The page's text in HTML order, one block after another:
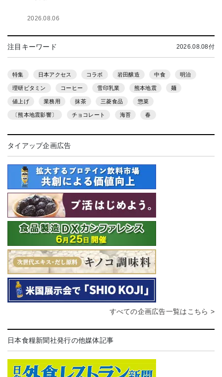
2026.08.06
注目キーワード 2026.08.08付
特集 日本アクセス コラボ 岩田醸造 中食 明治
理研ビタミン コーヒー 雪印乳業 熊本地震 麺
値上げ 業務用 抹茶 三菱食品 惣菜
〔熊本地震影響〕 チョコレート 海苔 春
タイアップ企画広告
すべての企画広告一覧はこちら >
日本食糧新聞社発行の他媒体記事